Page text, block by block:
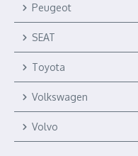
Peugeot
SEAT
Toyota
Volkswagen
Volvo